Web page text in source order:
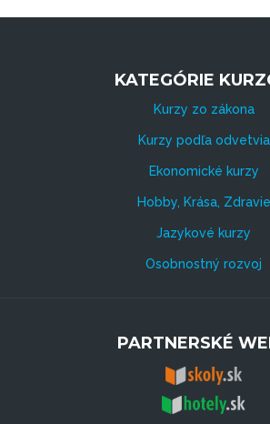
KATEGÓRIE
Kurzy zo zákona
Kurzy podľa odvetvia
Ekonomické kurzy
Hobby, Krása, Zdravie
Jazykové kurzy
Osobnostný rozvoj
PARTNERSKÉ